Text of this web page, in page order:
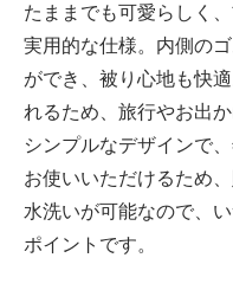
たままでも可愛らしく
実用的な仕様。内側の
ができ、被り心地も快
れるため、旅行やお出
シンプルなデザインで
お使いいただけるため
水洗いが可能なので、
ポイントです。